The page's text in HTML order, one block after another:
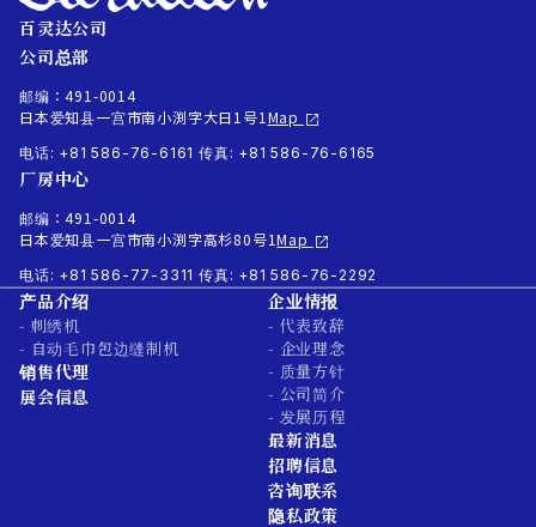
百灵达公司
公司总部
邮编：491-0014
日本爱知县一宫市南小渕字大日1号1 Map
电话: +81 586-76-6161传真: +81 586-76-6165
厂房中心
邮编：491-0014
日本爱知县一宫市南小渕字高杉80号1Map
电话: +81 586-77-3311传真: +81 586-76-2292
产品介绍
- 刺绣机
- 自动毛巾包边缝制机
销售代理
展会信息
企业情报
- 代表致辞
- 企业理念
- 质量方针
- 公司简介
- 发展历程
最新消息
招聘信息
咨询联系
隐私政策